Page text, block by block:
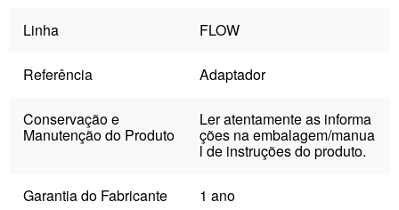
Linha FLOW
Referência Adaptador
Conservação e
Manutenção do Produto
Ler atentamente as informa
ções na embalagem/manua
l de instruções do produto.
Garantia do Fabricante 1 ano